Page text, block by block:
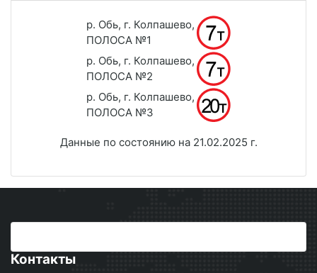
р. Обь, г. Колпашево,
ПОЛОСА №1
р. Обь, г. Колпашево,
ПОЛОСА №2
р. Обь, г. Колпашево,
ПОЛОСА №3
Данные по состоянию на 21.02.2025 г.
Контакты